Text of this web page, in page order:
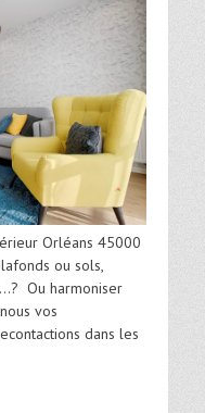
Orléans 45000
ou sols,
Ou harmoniser
vos
dans les